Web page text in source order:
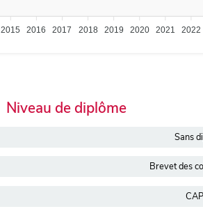
2015 2016 2017 2018 2019 2020 2021 2022
Niveau de diplôme
Sans
Brevet des